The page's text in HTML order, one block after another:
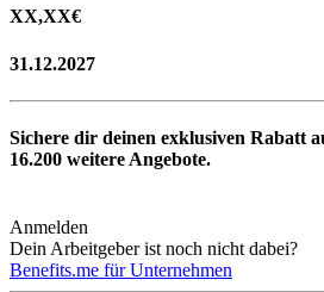
XX,XX€
31.12.2027
Sichere dir deinen exklusiven Rabatt
16.200 weitere Angebote.
Anmelden
Dein Arbeitgeber ist noch nicht dabei?
Benefits.me für Unternehmen